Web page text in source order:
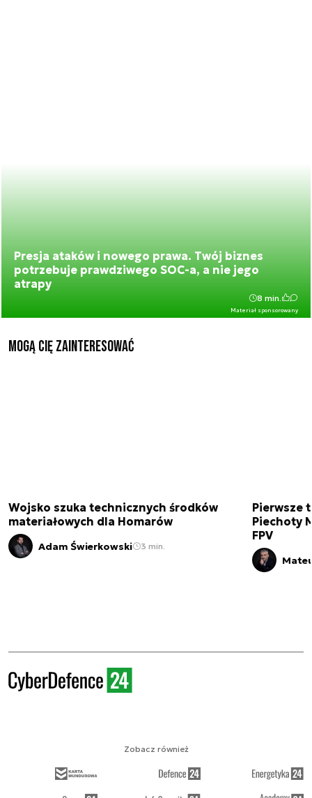
Presja ataków i nowego prawa. Twój biznes
potrzebuje prawdziwego SOC-a, a nie jego
atrapy
Materiał sponsorowany
8 min.
Mogą Cię zainteresować
Wojsko szuka technicznych środków
materiałowych dla Homarów
Adam Świerkowski 3 min.
Pierwsze
Piechoty
FPV
Zobacz również